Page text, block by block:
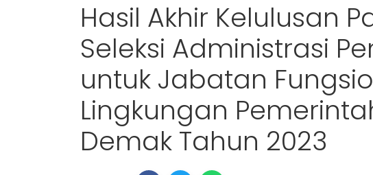
Hasil Akhir Kelulusan
Seleksi Administrasi
untuk Jabatan
Lingkungan
Demak Tahun 2023